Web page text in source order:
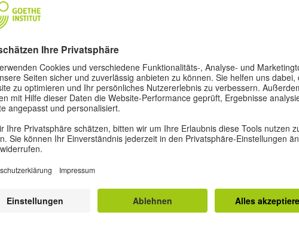
das Treffen durch eineöffentliche
Impulse zu zirkulären und innovativen Formaten
miteinander verbinden können.
Netzwerktreffens bilden die Grundlage für die
2026 in den lokalen Goethe-Institut Bibliotheken umgesetzt